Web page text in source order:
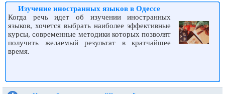
Изучение иностранных языков в Одессе
Когда речь идет об изучении иностранных
языков, хочется выбрать наиболее эффективные
курсы, современные методики которых позволят
получить желаемый результат в кратчайшее
время.